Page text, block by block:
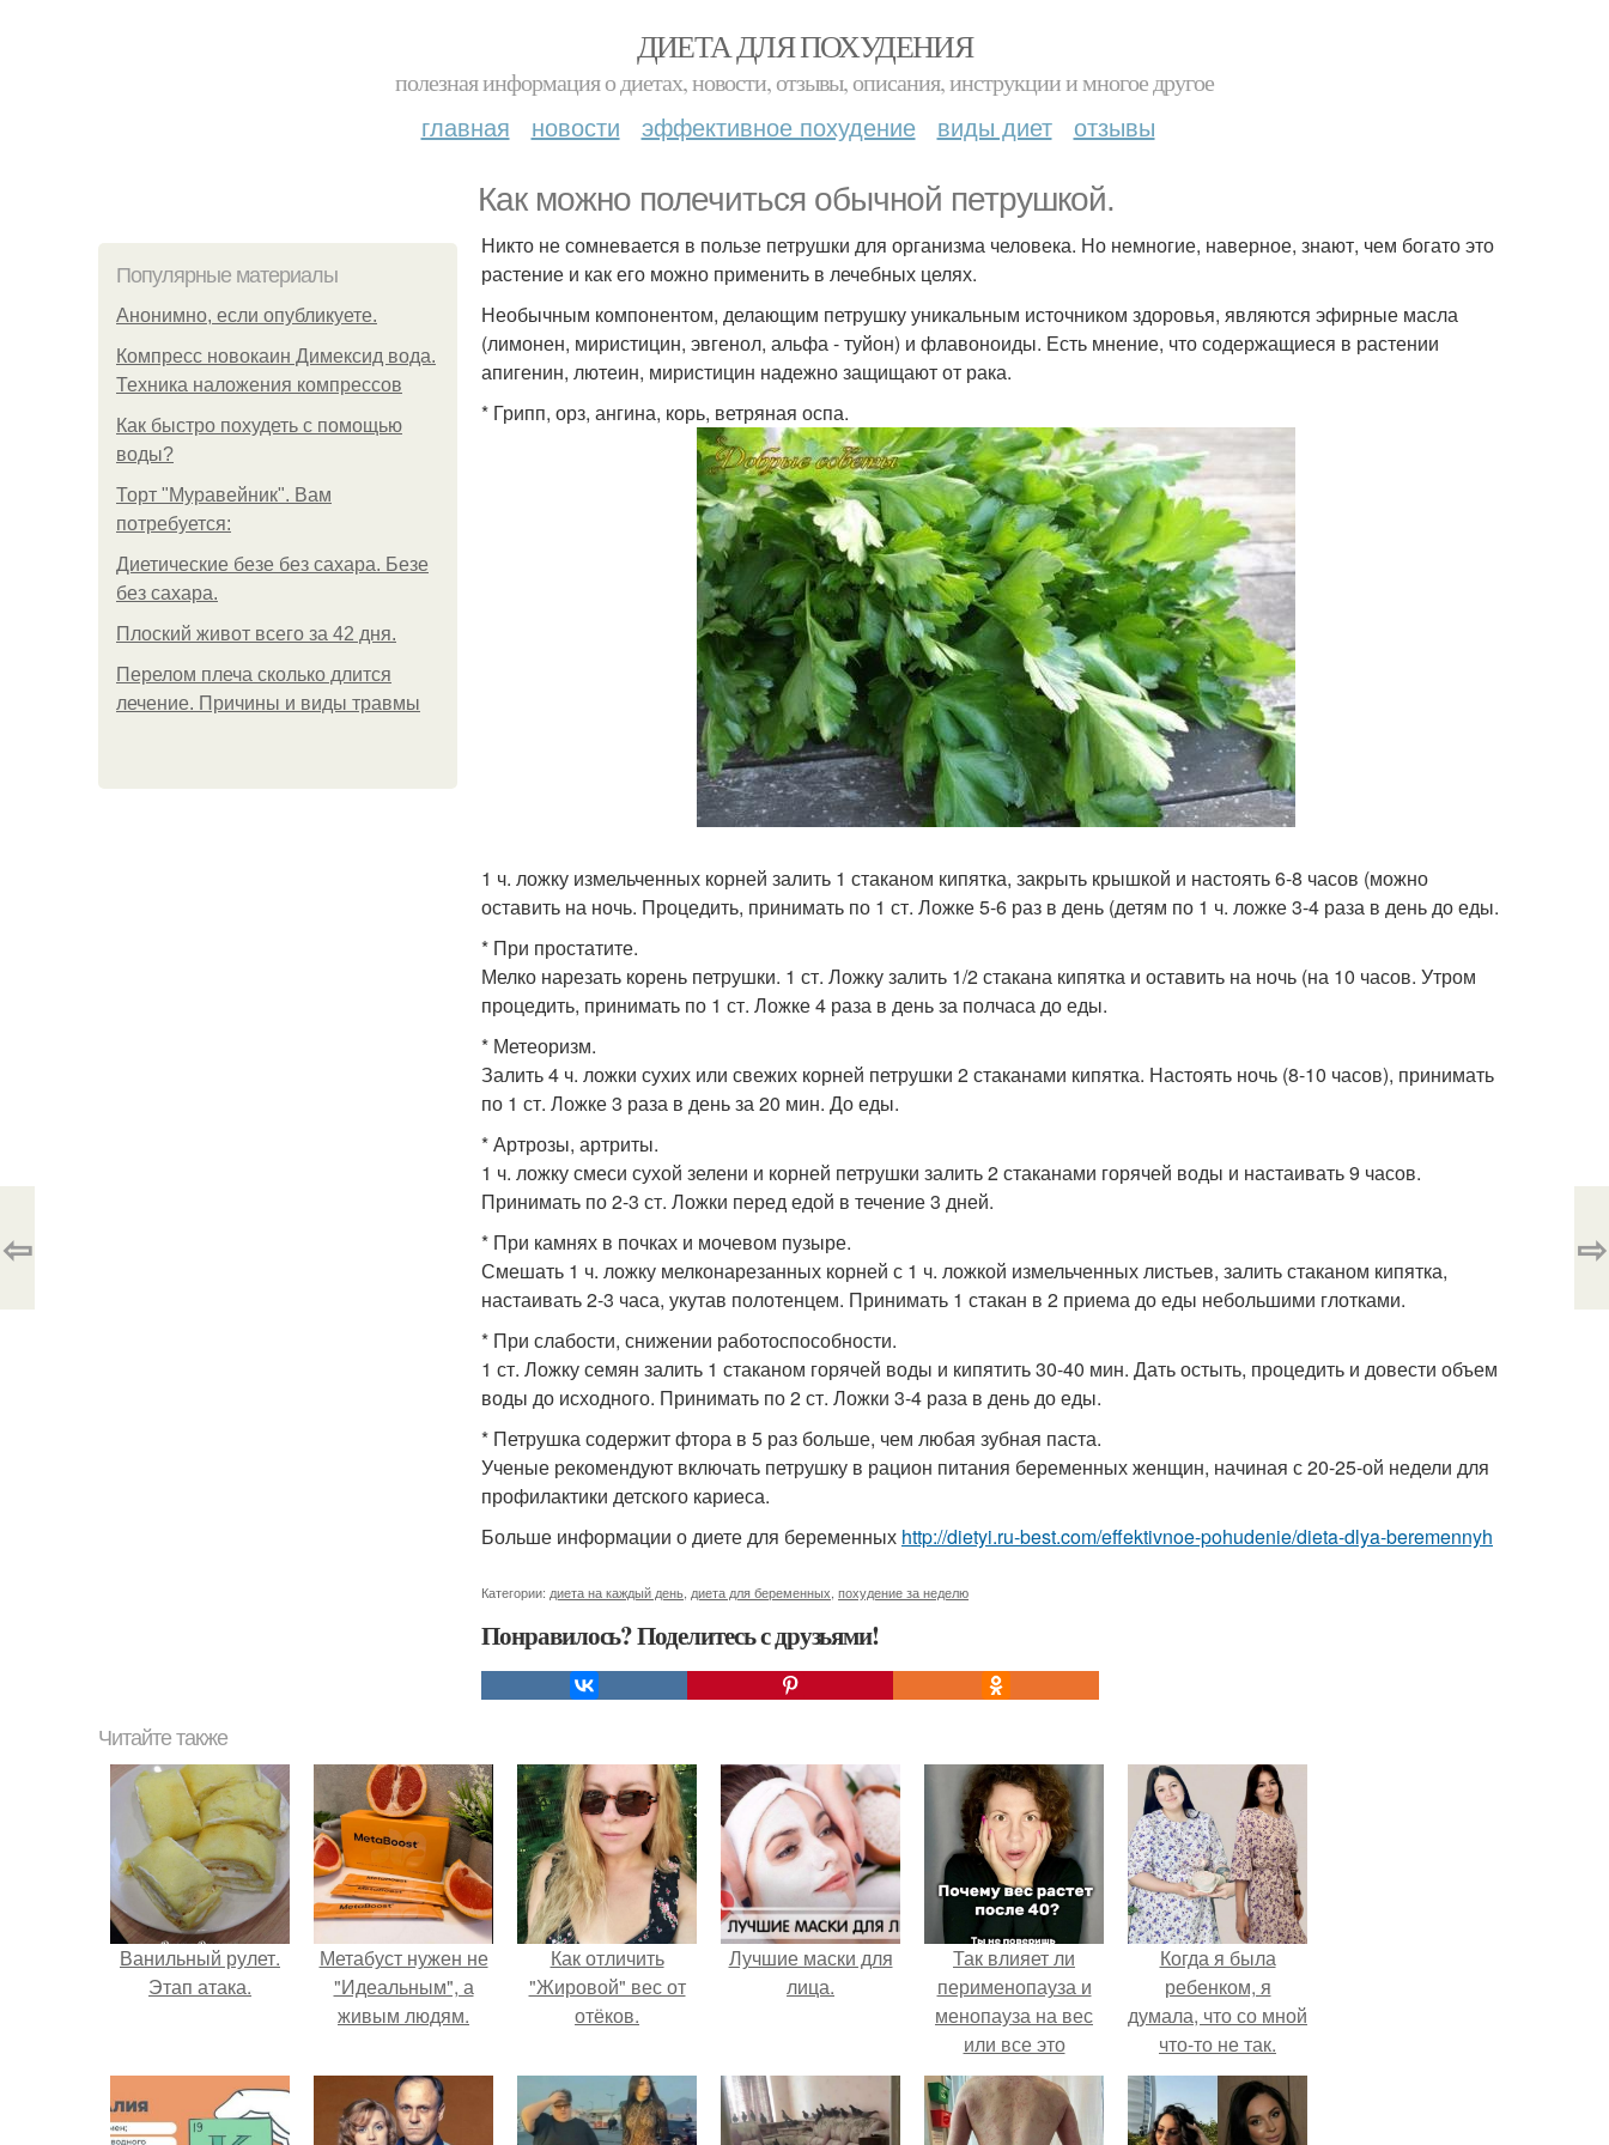
ДИЕТА ДЛЯ ПОХУДЕНИЯ
полезная информация о диетах, новости, отзывы, описания, инструкции и многое другое
главная новости эффективное похудение виды диет отзывы
Как можно полечиться обычной петрушкой.
Популярные материалы
Анонимно, если опубликуете.
Компресс новокаин Димексид вода.
Техника наложения компрессов
Как быстро похудеть с помощью
воды?
Торт "Муравейник". Вам
потребуется:
Диетические безе без сахара. Безе
без сахара.
Плоский живот всего за 42 дня.
Перелом плеча сколько длится
лечение. Причины и виды травмы
Никто не сомневается в пользе петрушки для организма человека. Но немногие, наверное, знают, чем богато это
растение и как его можно применить в лечебных целях.
Необычным компонентом, делающим петрушку уникальным источником здоровья, являются эфирные масла
(лимонен, миристицин, эвгенол, альфа - туйон) и флавоноиды. Есть мнение, что содержащиеся в растении
апигенин, лютеин, миристицин надежно защищают от рака.
* Грипп, орз, ангина, корь, ветряная оспа.
1 ч. ложку измельченных корней залить 1 стаканом кипятка, закрыть крышкой и настоять 6-8 часов (можно
оставить на ночь. Процедить, принимать по 1 ст. Ложке 5-6 раз в день (детям по 1 ч. ложке 3-4 раза в день до еды.
* При простатите.
Мелко нарезать корень петрушки. 1 ст. Ложку залить 1/2 стакана кипятка и оставить на ночь (на 10 часов. Утром
процедить, принимать по 1 ст. Ложке 4 раза в день за полчаса до еды.
* Метеоризм.
Залить 4 ч. ложки сухих или свежих корней петрушки 2 стаканами кипятка. Настоять ночь (8-10 часов), принимать
по 1 ст. Ложке 3 раза в день за 20 мин. До еды.
* Артрозы, артриты.
1 ч. ложку смеси сухой зелени и корней петрушки залить 2 стаканами горячей воды и настаивать 9 часов.
Принимать по 2-3 ст. Ложки перед едой в течение 3 дней.
* При камнях в почках и мочевом пузыре.
Смешать 1 ч. ложку мелконарезанных корней с 1 ч. ложкой измельченных листьев, залить стаканом кипятка,
настаивать 2-3 часа, укутав полотенцем. Принимать 1 стакан в 2 приема до еды небольшими глотками.
* При слабости, снижении работоспособности.
1 ст. Ложку семян залить 1 стаканом горячей воды и кипятить 30-40 мин. Дать остыть, процедить и довести объем
воды до исходного. Принимать по 2 ст. Ложки 3-4 раза в день до еды.
* Петрушка содержит фтора в 5 раз больше, чем любая зубная паста.
Ученые рекомендуют включать петрушку в рацион питания беременных женщин, начиная с 20-25-ой недели для
профилактики детского кариеса.
Больше информации о диете для беременных http://dietyi.ru-best.com/effektivnoe-pohudenie/dieta-dlya-beremennyh
Категории: диета на каждый день диета для беременных похудение за неделю
Понравилось? Поделитесь с друзьями!
⇦ ⇨
Читайте также
Ванильный рулет.
Этап атака.
Метабуст нужен не
"Идеальным", а
живым людям.
Как отличить
"Жировой" вес от
отёков.
Лучшие маски для
лица.
Так влияет ли
перименопауза и
менопауза на вес
или все это
ерунда?
Когда я была
ребенком, я
думала, что со мной
что-то не так.